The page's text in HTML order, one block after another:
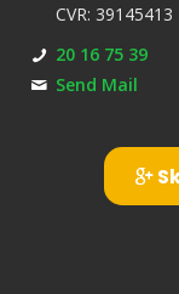
CVR: 39145413
20 16 75 39
Send Mail